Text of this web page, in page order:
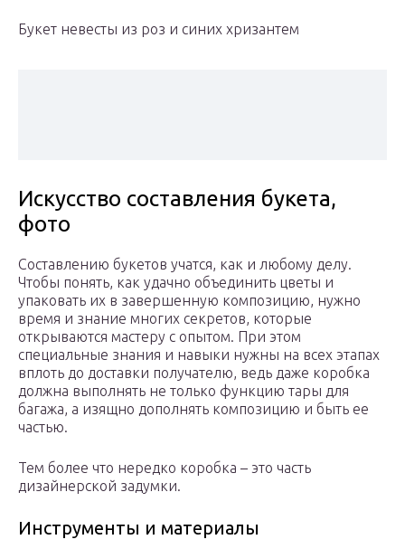
Букет невесты из роз и синих хризантем
Искусство составления букета,
фото
Составлению букетов учатся, как и любому делу.
Чтобы понять, как удачно объединить цветы и
упаковать их в завершенную композицию, нужно
время и знание многих секретов, которые
открываются мастеру с опытом. При этом
специальные знания и навыки нужны на всех этапах
вплоть до доставки получателю, ведь даже коробка
должна выполнять не только функцию тары для
багажа, а изящно дополнять композицию и быть ее
частью.
Тем более что нередко коробка – это часть
дизайнерской задумки.
Инструменты и материалы